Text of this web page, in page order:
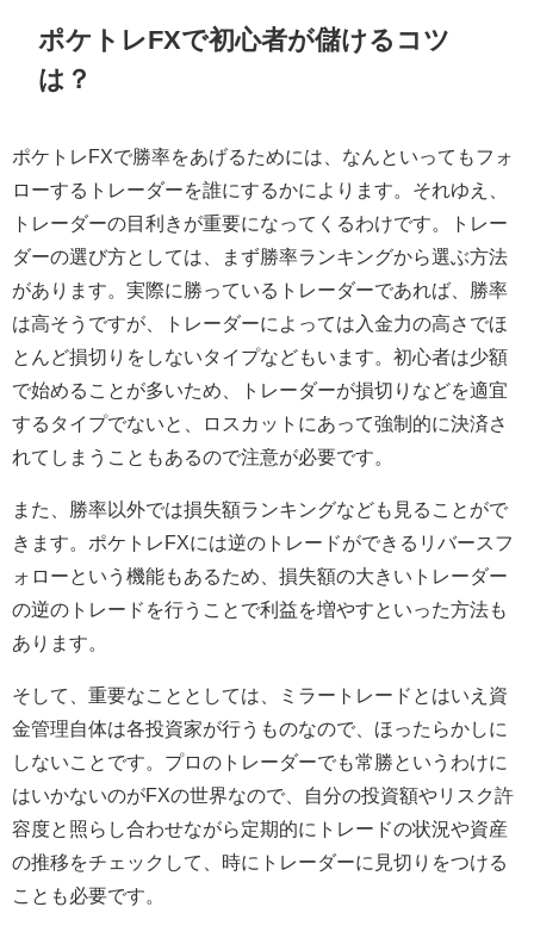
ポケトレFXで初心者が儲けるコツ
は？
ポケトレFXで勝率をあげるためには、なんといってもフォ
ローするトレーダーを誰にするかによります。それゆえ、
トレーダーの目利きが重要になってくるわけです。トレー
ダーの選び方としては、まず勝率ランキングから選ぶ方法
があります。実際に勝っているトレーダーであれば、勝率
は高そうですが、トレーダーによっては入金力の高さでほ
とんど損切りをしないタイプなどもいます。初心者は少額
で始めることが多いため、トレーダーが損切りなどを適宜
するタイプでないと、ロスカットにあって強制的に決済さ
れてしまうこともあるので注意が必要です。
また、勝率以外では損失額ランキングなども見ることがで
きます。ポケトレFXには逆のトレードができるリバースフ
ォローという機能もあるため、損失額の大きいトレーダー
の逆のトレードを行うことで利益を増やすといった方法も
あります。
そして、重要なこととしては、ミラートレードとはいえ資
金管理自体は各投資家が行うものなので、ほったらかしに
しないことです。プロのトレーダーでも常勝というわけに
はいかないのがFXの世界なので、自分の投資額やリスク許
容度と照らし合わせながら定期的にトレードの状況や資産
の推移をチェックして、時にトレーダーに見切りをつける
ことも必要です。